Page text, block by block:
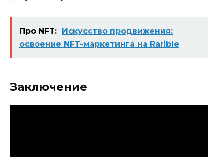
Про NFT:
Искусство продвижения:
освоение NFT-маркетинга на Rarible
Заключение